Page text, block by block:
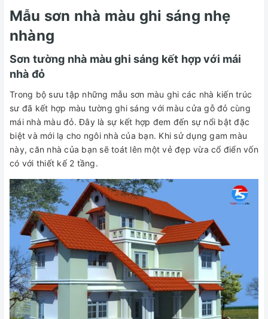
Mẫu sơn nhà màu ghi sáng nhẹ
nhàng
Sơn tường nhà màu ghi sáng kết hợp với mái
nhà đỏ
Trong bộ sưu tập những mẫu sơn màu ghi các nhà kiến trúc
sư đã kết hợp màu tường ghi sáng với màu cửa gỗ đỏ cùng
mái nhà màu đỏ. Đây là sự kết hợp đem đến sự nổi bật đặc
biệt và mới lạ cho ngôi nhà của bạn. Khi sử dụng gam màu
này, căn nhà của bạn sẽ toát lên một vẻ đẹp vừa cổ điển vốn
có với thiết kế 2 tầng.